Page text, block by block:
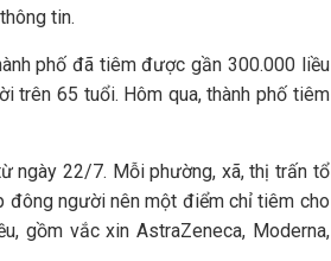
tin.
phố đã tiêm được gần 300.000 liều
trên 65 tuổi. Hôm qua, thành phố tiêm
ngày 22/7. Mỗi phường, xã, thị trấn tổ
đông người nên một điểm chỉ tiêm cho
gồm vắc xin AstraZeneca, Moderna,